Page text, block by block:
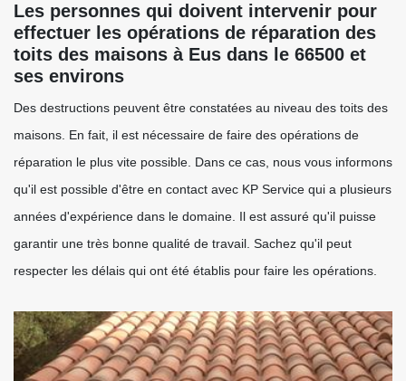
Les personnes qui doivent intervenir pour
effectuer les opérations de réparation des
toits des maisons à Eus dans le 66500 et
ses environs
Des destructions peuvent être constatées au niveau des toits des
maisons. En fait, il est nécessaire de faire des opérations de
réparation le plus vite possible. Dans ce cas, nous vous informons
qu'il est possible d'être en contact avec KP Service qui a plusieurs
années d'expérience dans le domaine. Il est assuré qu'il puisse
garantir une très bonne qualité de travail. Sachez qu'il peut
respecter les délais qui ont été établis pour faire les opérations.